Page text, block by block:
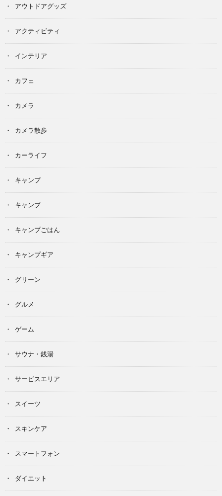
アウトドアグッズ
アクティビティ
インテリア
カフェ
カメラ
カメラ散歩
カーライフ
キャンプ
キャンプ
キャンプごはん
キャンプギア
グリーン
グルメ
ゲーム
サウナ・銭湯
サービスエリア
スイーツ
スキンケア
スマートフォン
ダイエット